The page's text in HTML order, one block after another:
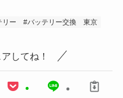
リー #バッテリー交換 東京
してね！